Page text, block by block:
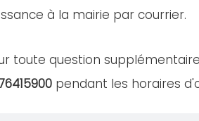
à la mairie par courrier.
toute question
pendant les horaires